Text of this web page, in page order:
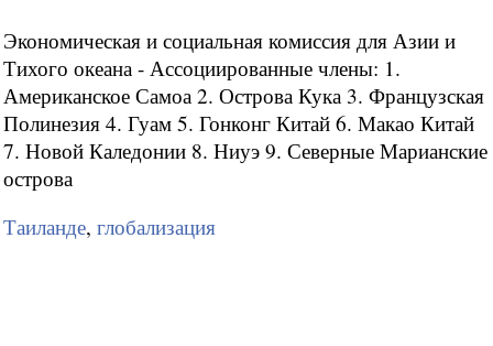
Экономическая и социальная комиссия для Азии и
Тихого океана - Ассоциированные члены: 1.
Американское Самоа 2. Острова Кука 3. Французская
Полинезия 4. Гуам 5. Гонконг Китай 6. Макао Китай
7. Новой Каледонии 8. Ниуэ 9. Северные Марианские
острова
Таиланде, глобализация